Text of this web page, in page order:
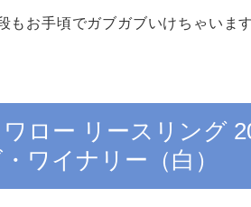
もお手頃でガブガブいけちゃいま
ワロー リースリング
ワイナリー（白）